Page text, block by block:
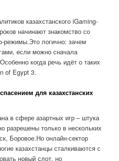
казахстанского iGaming-
начинают знакомство со
режимы.Это логично: зачем
если можно сначала
когда речь идёт о таких
of Egypt 3.
для казахстанских
в сфере азартных игр – штука
разрешены только в нескольких
Боровое.Но онлайн-сектор
казахстанцы сталкиваются с
новый слот, но